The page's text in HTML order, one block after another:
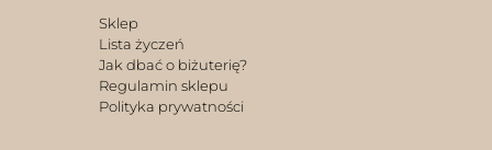
Sklep
Lista życzeń
Jak dbać o biżuterię?
Regulamin sklepu
Polityka prywatności